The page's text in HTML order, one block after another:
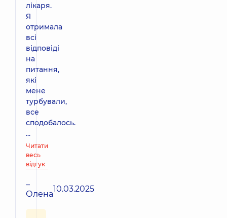
лікаря.
Я
отримала
всі
відповіді
на
питання,
які
мене
турбували,
все
сподобалось.
...
Читати
весь
відгук
–
Олена10.03.2025